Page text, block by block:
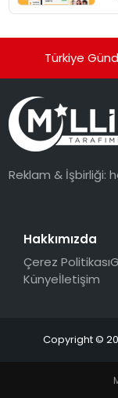
Türkiye
Reklam & İşbirliği:
Hakkımızda
Çerez Politikası
Künyeİletişim
Copyright ©